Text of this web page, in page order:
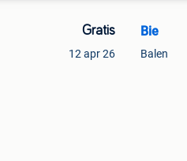
Gratis
12 apr 26
Bie
Balen